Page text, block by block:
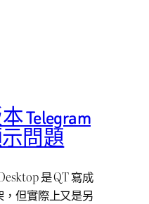
Telegram
示問題
是 QT 寫成
但實際上又是另